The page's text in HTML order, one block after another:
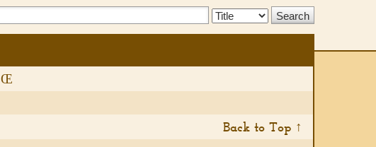
Search
Œ
Back to Top ↑